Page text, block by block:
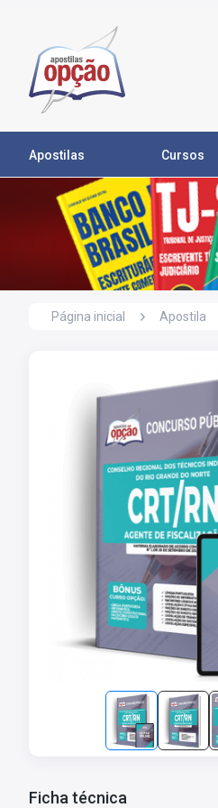
Apostilas Cursos
Página inicial Apostila
Ficha técnica